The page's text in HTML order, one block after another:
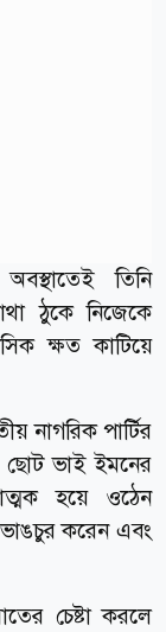
তিনি
ঠুকে নিজেকে
ক্ষত কাটিয়ে
নাগরিক পার্টির
ছোট ভাই ইমনের
হয়ে ওঠেন
করেন এবং
চেষ্টা করলে